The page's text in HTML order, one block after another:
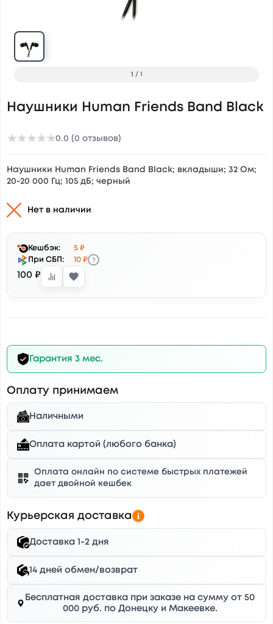
1 / 1
Наушники Human Friends Band Black
★★★★★0.0 (0 отзывов)
Наушники Human Friends Band Black; вкладыши; 32 Ом;
20-20 000 Гц; 105 дБ; черный
Нет в наличии
Кешбэк:
5 ₽
При СБП:
10 ₽ ?
100 ₽
Гарантия 3 мес.
Оплату принимаем
Наличными
Оплата картой (любого банка)
Оплата онлайн по системе быстрых платежей
дает двойной кешбек
Курьерская доставка
Доставка 1-2 дня
14 дней обмен/возврат
Бесплатная доставка при заказе на сумму от 50
000 руб. по Донецку и Макеевке.